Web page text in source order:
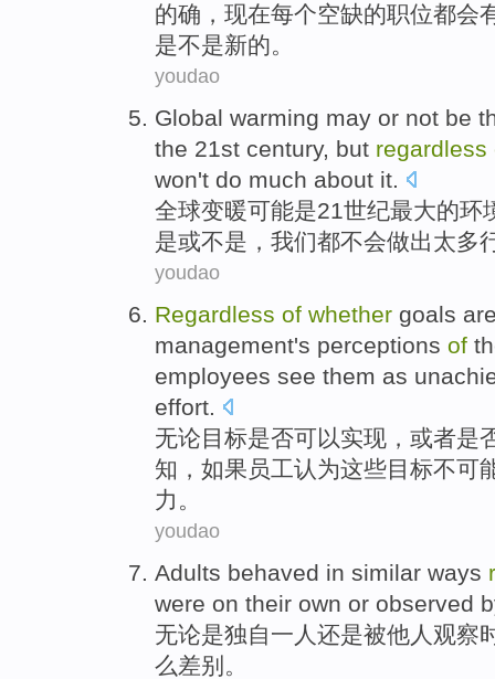
的确 ， 现在每个空缺的职位都会
是不是新的。
youdao
Global warming may or not be
the 21st century, but regardless
won't do much about it.
全球变暖可能是21世纪最大的环
是或不是 ， 我们都不会做出太多
youdao
Regardless of whether goals
management's perceptions of
employees see them as
effort.
无论目标是否可以实现 ， 或者是
知 ， 如果 员工认为这些目标不可
力 。
youdao
Adults behaved in similar ways
were on their own or observed
无论是独自一人 还是被他人 观察
么差别。